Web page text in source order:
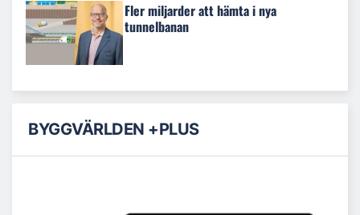
Fler miljarder att hämta i nya
tunnelbanan
BYGGVÄRLDEN +PLUS